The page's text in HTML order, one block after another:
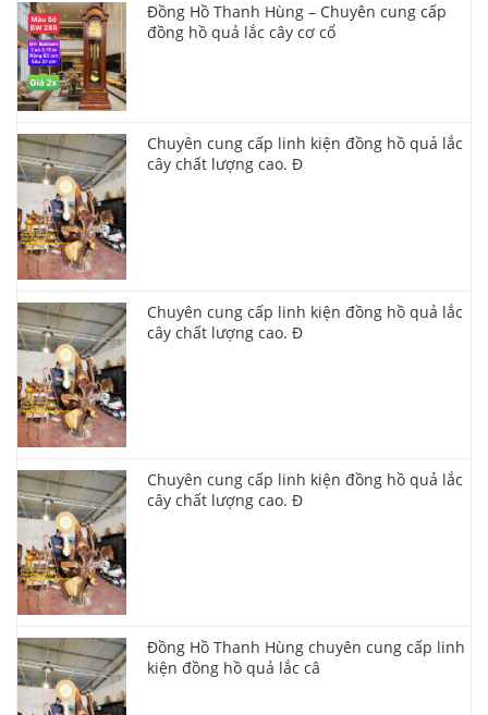
Đồng Hồ Thanh Hùng – Chuyên cung cấp
đồng hồ quả lắc cây cơ cổ
Chuyên cung cấp linh kiện đồng hồ quả lắc
cây chất lượng cao. Đ
Chuyên cung cấp linh kiện đồng hồ quả lắc
cây chất lượng cao. Đ
Chuyên cung cấp linh kiện đồng hồ quả lắc
cây chất lượng cao. Đ
Đồng Hồ Thanh Hùng chuyên cung cấp linh
kiện đồng hồ quả lắc câ